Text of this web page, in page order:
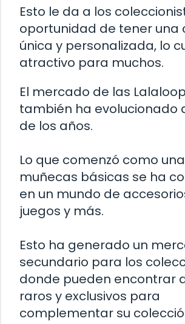
Esto le da a los
oportunidad de tener una
única y personalizada, lo
atractivo para muchos.
El mercado de las
también ha evolucionado
de los años.
Lo que comenzó como
muñecas básicas se ha
en un mundo de
juegos y más.
Esto ha generado un
secundario para los
donde pueden encontrar
raros y exclusivos para
complementar su